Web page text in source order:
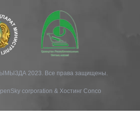
2023. Все права защищены.
corporation & Хостинг Conco